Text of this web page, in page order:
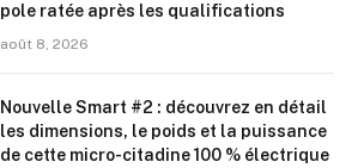
pole ratée après les qualifications
août 8, 2026
Nouvelle Smart #2 : découvrez en détail
les dimensions, le poids et la puissance
de cette micro-citadine 100 % électrique